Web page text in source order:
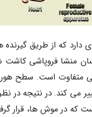
منشا فروپاشی
متفاوت است. سطح